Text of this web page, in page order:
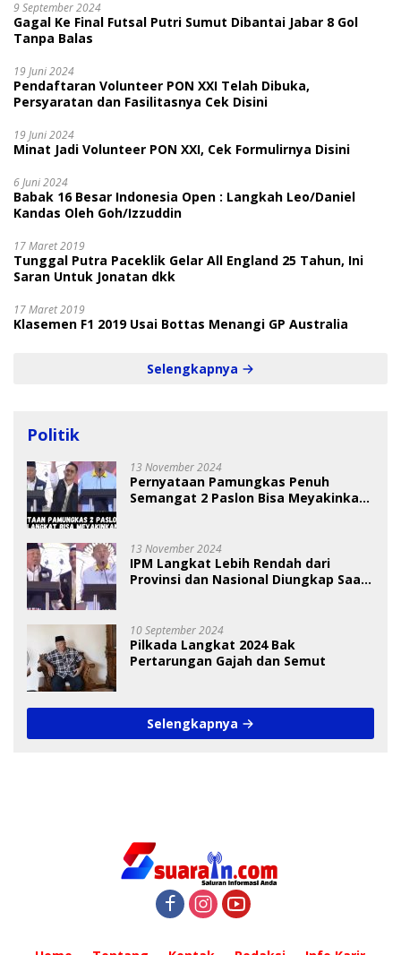
9 September 2024
Gagal Ke Final Futsal Putri Sumut Dibantai Jabar 8 Gol
Tanpa Balas
19 Juni 2024
Pendaftaran Volunteer PON XXI Telah Dibuka,
Persyaratan dan Fasilitasnya Cek Disini
19 Juni 2024
Minat Jadi Volunteer PON XXI, Cek Formulirnya Disini
6 Juni 2024
Babak 16 Besar Indonesia Open : Langkah Leo/Daniel
Kandas Oleh Goh/Izzuddin
17 Maret 2019
Tunggal Putra Paceklik Gelar All England 25 Tahun, Ini
Saran Untuk Jonatan dkk
17 Maret 2019
Klasemen F1 2019 Usai Bottas Menangi GP Australia
Selengkapnya
Politik
13 November 2024
Pernyataan Pamungkas Penuh
Semangat 2 Paslon Bisa Meyakinkan
13 November 2024
IPM Langkat Lebih Rendah dari
Provinsi dan Nasional Diungkap Saat
10 September 2024
Pilkada Langkat 2024 Bak
Pertarungan Gajah dan Semut
Selengkapnya